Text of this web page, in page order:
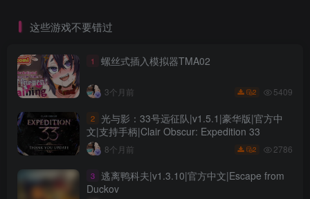
这些游戏不要错过
1 螺丝式插入模拟器TMA02
3个月前 2 5409
2 光与影：33号远征队|v1.5.1|豪华版|官方中
文|支持手柄|Clair Obscur: Expedition 33
8个月前 2 2786
3 逃离鸭科夫|v1.3.10|官方中文|Escape from
Duckov